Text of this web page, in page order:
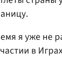
я уже не
в